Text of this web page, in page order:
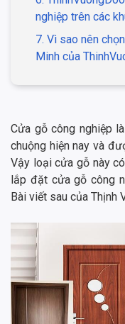
nghiệp trên các
7. Vì sao nên
Minh của
Cửa gỗ công nghiệp
chuộng hiện nay và
Vậy loại cửa gỗ này
lắp đặt cửa gỗ công
Bài viết sau của Thịnh